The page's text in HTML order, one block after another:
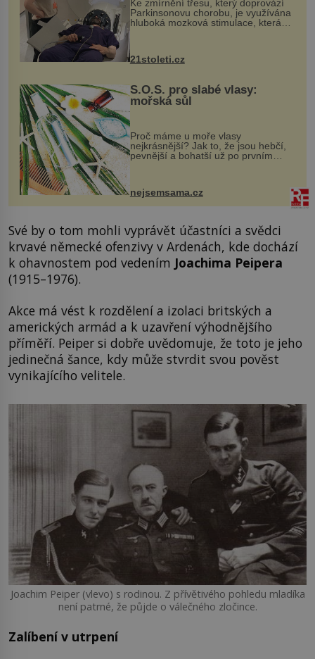
Ke zmírnění třesu, který doprovází
Parkinsonovu chorobu, je využívána
hluboká mozková stimulace, která
však vyžaduje vysoce invazivní
zákrok. Ultrazvuk zase není vhodný
k dostatečně přesnému zacílení ...
21stoleti.cz
S.O.S. pro slabé vlasy:
mořská sůl
Proč máme u moře vlasy
nejkrásnější? Jak to, že jsou hebčí,
pevnější a bohatší už po prvním
vlasy. ...
nejsemsama.cz
Své by o tom mohli vyprávět účastníci a svědci
krvavé německé ofenzivy v Ardenách, kde dochází
k ohavnostem pod vedením Joachima Peipera
(1915–1976).
Akce má vést k rozdělení a izolaci britských a
amerických armád a k uzavření výhodnějšího
příměří. Peiper si dobře uvědomuje, že toto je jeho
jedinečná šance, kdy může stvrdit svou pověst
vynikajícího velitele.
Joachim Peiper (vlevo) s rodinou. Z přívětivého pohledu mladíka
není patrné, že půjde o válečného zločince.
Zalíbení v utrpení